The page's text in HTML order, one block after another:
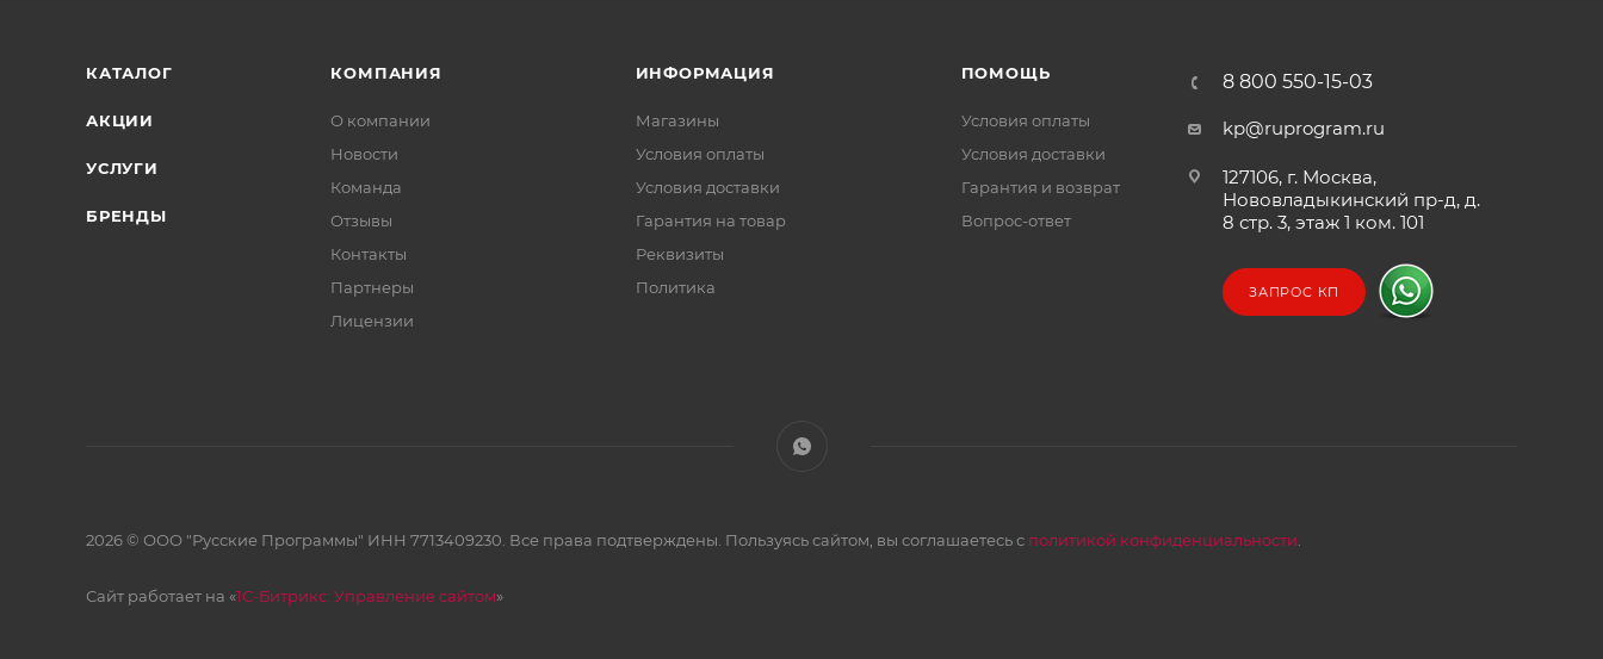
КАТАЛОГ
АКЦИИ
УСЛУГИ
БРЕНДЫ
КОМПАНИЯ
О компании
Новости
Команда
Отзывы
Контакты
Партнеры
Лицензии
ИНФОРМАЦИЯ
Магазины
Условия оплаты
Условия доставки
Гарантия на товар
Реквизиты
Политика
ПОМОЩЬ
Условия оплаты
Условия доставки
Гарантия и возврат
Вопрос-ответ
8 800 550-15-03
kp@ruprogram.ru
127106, г. Москва,
Нововладыкинский пр-д, д.
8 стр. 3, этаж 1 ком. 101
ЗАПРОС КП
2026 © ООО "Русские Программы" ИНН 7713409230. Все права подтверждены. Пользуясь сайтом, вы соглашаетесь с политикой конфиденциальности
Сайт работает на «1С-Битрикс: Управление сайтом»